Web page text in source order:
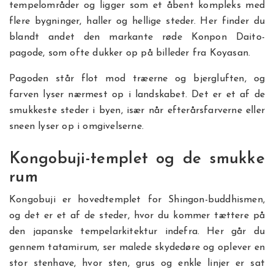
tempelområder og ligger som et åbent kompleks med
flere bygninger, haller og hellige steder. Her finder du
blandt andet den markante røde Konpon Daito-
pagode, som ofte dukker op på billeder fra Koyasan.
Pagoden står flot mod træerne og bjergluften, og
farven lyser nærmest op i landskabet. Det er et af de
smukkeste steder i byen, især når efterårsfarverne eller
sneen lyser op i omgivelserne.
Kongobuji-templet og de smukke
rum
Kongobuji er hovedtemplet for Shingon-buddhismen,
og det er et af de steder, hvor du kommer tættere på
den japanske tempelarkitektur indefra. Her går du
gennem tatamirum, ser malede skydedøre og oplever en
stor stenhave, hvor sten, grus og enkle linjer er sat